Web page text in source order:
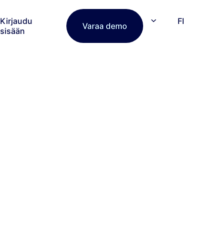
Kirjaudu
sisään
Varaa demo FI